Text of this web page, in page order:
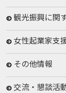
観光振興に関
女性起業家支
その他情報
交流・懇談活